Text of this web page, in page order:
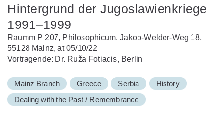
Hintergrund der Jugoslawienkriege
1991–1999
Raumm P 207, Philosophicum, Jakob-Welder-Weg 18,
55128 Mainz, at 05/10/22
Vortragende: Dr. Ruža Fotiadis, Berlin
Mainz Branch Greece Serbia
History
Dealing with the Past / Remembrance